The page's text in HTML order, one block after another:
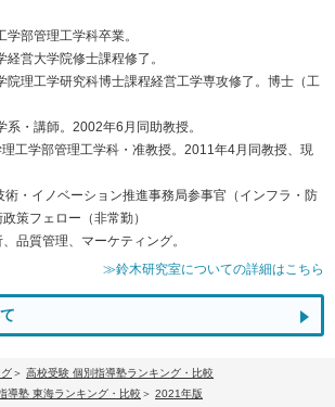
部管理工学科卒業。
営大学院修士課程修了。
院理工学研究科博士課程経営工学専攻修了。博士（工
・講師。2002年6月同助教授。
工学部管理工学科・准教授。2011年4月同教授、現
・イノベーション推進事務局参事官（インフラ・防
策フェロー（非常勤）
品質管理、マーケティング。
≫鈴木研究室についての詳細はこちら
高校受験 個別指導塾ランキング・比較
導塾 東海ランキング・比較
2021年版